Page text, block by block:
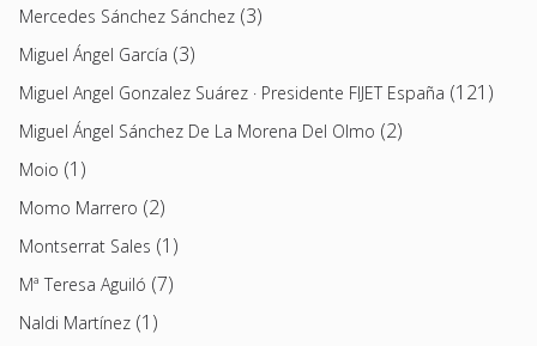
Mercedes Sánchez Sánchez (3)
Miguel Ángel García (3)
Miguel Angel Gonzalez Suárez · Presidente FIJET España (121)
Miguel Ángel Sánchez De La Morena Del Olmo (2)
Moio (1)
Momo Marrero (2)
Montserrat Sales (1)
Mª Teresa Aguiló (7)
Naldi Martínez (1)